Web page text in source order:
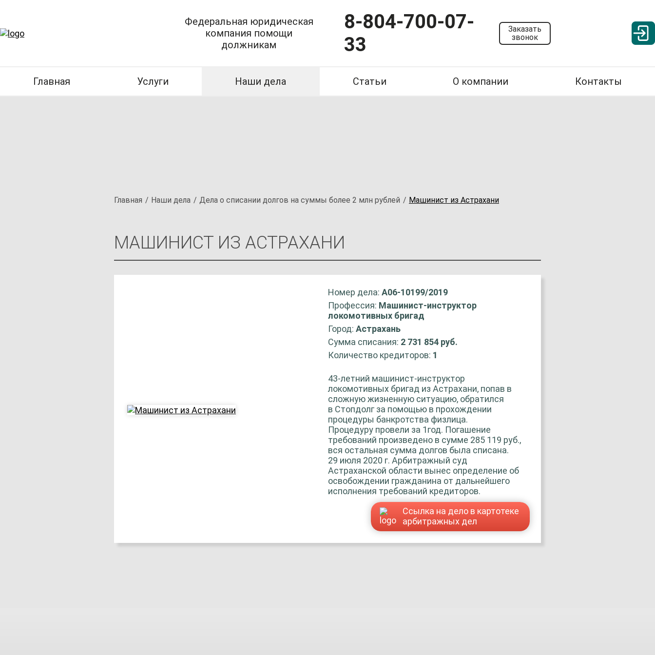
Федеральная юридическая
компания помощи
должникам
8-804-700-07-
33
Заказать
звонок
Главная Услуги Наши дела Статьи О компании Контакты
Главная Наши дела Дела о списании долгов на суммы более 2 млн рублей Машинист из Астрахани
МАШИНИСТ ИЗ АСТРАХАНИ
Номер дела:А06-10199/2019
Профессия: Машинист-инструктор
локомотивных бригад
Город:Астрахань
Сумма списания: 2 731 854 руб.
Количество кредиторов: 1
43-летний машинист-инструктор
локомотивных бригад из Астрахани, попав в
сложную жизненную ситуацию, обратился
в Стопдолг за помощью в прохождении
процедуры банкротства физлица.
Процедуру провели за 1год. Погашение
требований произведено в сумме 285 119 руб.,
вся остальная сумма долгов была списана.
29 июля 2020 г. Арбитражный суд
Астраханской области вынес определение об
освобождении гражданина от дальнейшего
исполнения требований кредиторов.
Ссылка на дело в картотеке
арбитражных дел